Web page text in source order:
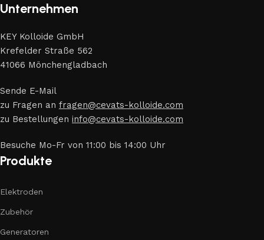
Unternehmen
KEY Kolloide GmbH
Krefelder Straße 562
41066 Mönchengladbach
Sende E-Mail
zu Fragen an fragen@cevats-kolloide.com
zu Bestellungen info@cevats-kolloide.com
Besuche Mo-Fr von 11:00 bis 14:00 Uhr
Produkte
Elektroden
Zubehör
Generatoren